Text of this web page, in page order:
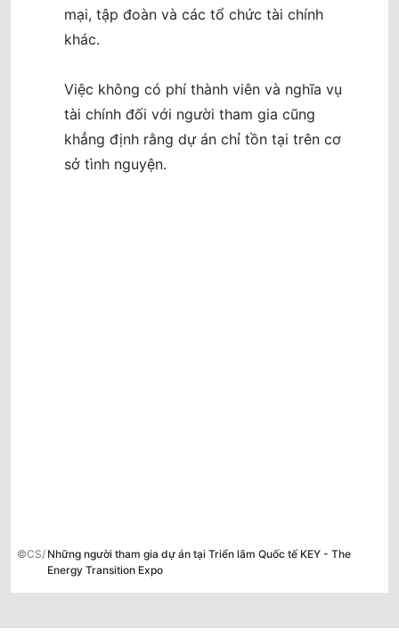
mại, tập đoàn và các tổ chức tài chính
khác.
Việc không có phí thành viên và nghĩa vụ
tài chính đối với người tham gia cũng
khẳng định rằng dự án chỉ tồn tại trên cơ
sở tình nguyện.
©CS/ Những người tham gia dự án tại Triển lãm Quốc tế KEY - The
Energy Transition Expo